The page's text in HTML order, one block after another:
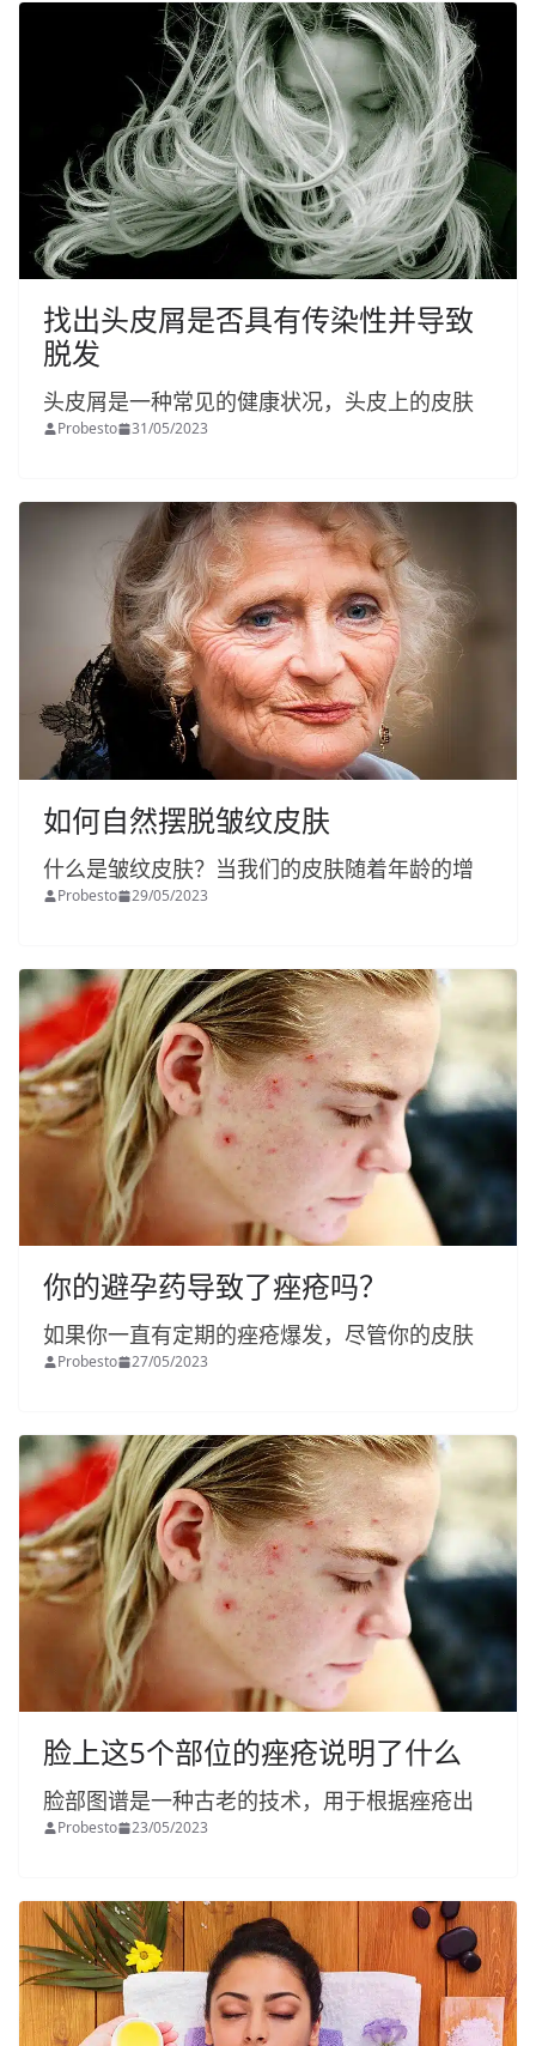
找出头皮屑是否具有传染性并导致
脱发
头皮屑是一种常见的健康状况，头皮上的皮肤
Probesto 31/05/2023
如何自然摆脱皱纹皮肤
什么是皱纹皮肤？当我们的皮肤随着年龄的增
Probesto 29/05/2023
你的避孕药导致了痤疮吗？
如果你一直有定期的痤疮爆发，尽管你的皮肤
Probesto 27/05/2023
脸上这5个部位的痤疮说明了什么
脸部图谱是一种古老的技术，用于根据痤疮出
Probesto 23/05/2023